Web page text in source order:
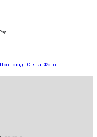
Проповіді Свята Фото